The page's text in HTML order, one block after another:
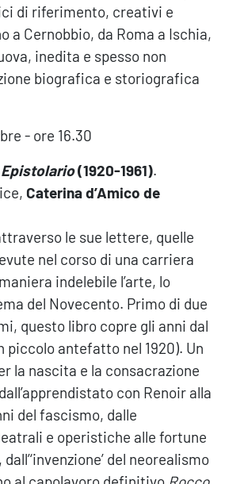
di riferimento, creativi e
a Cernobbio, da Roma a Ischia,
inedita e spesso non
biografica e storiografica
- ore 16.30
(1920-1961).
Caterina d’Amico de
le sue lettere, quelle
nel corso di una carriera
indelebile l’arte, lo
del Novecento. Primo di due
questo libro copre gli anni dal
piccolo antefatto nel 1920). Un
la nascita e la consacrazione
con Renoir alla
del fascismo, dalle
e operistiche alle fortune
del neorealismo